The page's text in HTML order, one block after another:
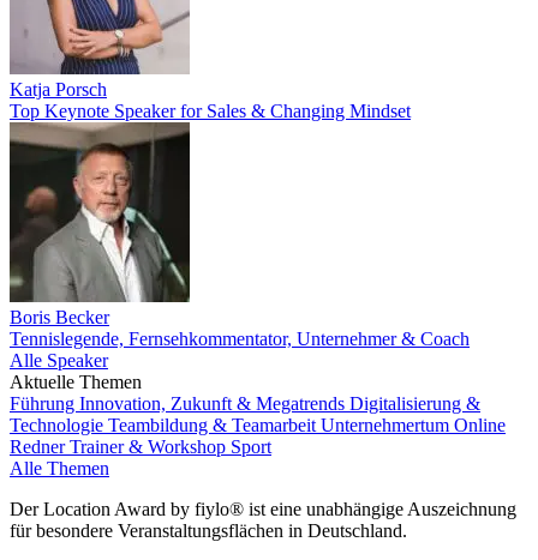
Katja Porsch
Top Keynote Speaker for Sales & Changing Mindset
Boris Becker
Tennislegende, Fernsehkommentator, Unternehmer & Coach
Alle Speaker
Aktuelle Themen
Führung Innovation, Zukunft & Megatrends Digitalisierung &
Technologie Teambildung & Teamarbeit Unternehmertum Online
RednerTrainer & Workshop Sport
Alle Themen
Der Location Award by fiylo® ist eine unabhängige Auszeichnung
für besondere Veranstaltungsflächen in Deutschland.